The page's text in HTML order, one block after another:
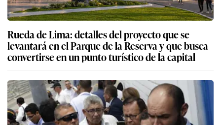
Rueda de Lima: detalles del proyecto que se
levantará en el Parque de la Reserva y que busca
convertirse en un punto turístico de la capital